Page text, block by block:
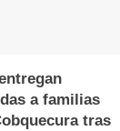
a familias
tras